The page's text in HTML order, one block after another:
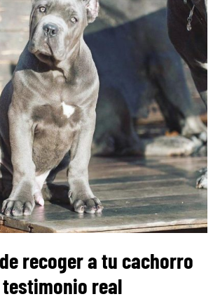
recoger a tu cachorro
testimonio real